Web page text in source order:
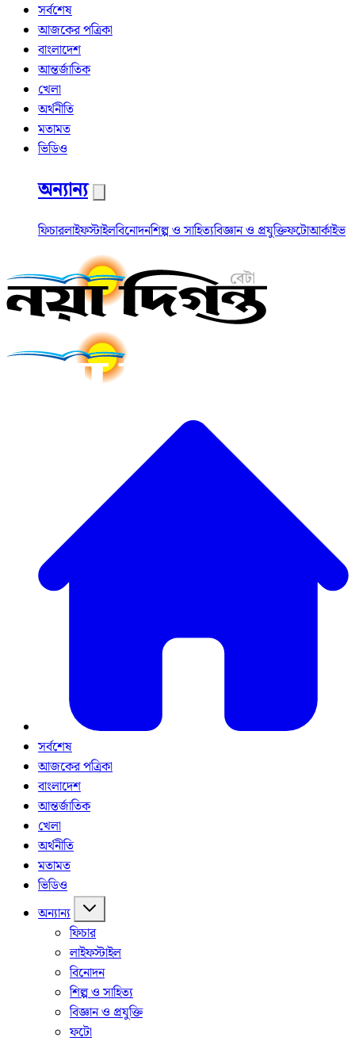
সর্বশেষ
আজকের পত্রিকা
বাংলাদেশ
আন্তর্জাতিক
খেলা
অর্থনীতি
মতামত
ভিডিও
অন্যান্য
ফিচারলাইফস্টাইলবিনোদনশিল্প ও সাহিত্যবিজ্ঞান ও প্রযুক্তিফটোআর্কাইভ
সর্বশেষ
আজকের পত্রিকা
বাংলাদেশ
আন্তর্জাতিক
খেলা
অর্থনীতি
মতামত
ভিডিও
অন্যান্য
ফিচার
লাইফস্টাইল
বিনোদন
শিল্প ও সাহিত্য
বিজ্ঞান ও প্রযুক্তি
ফটো